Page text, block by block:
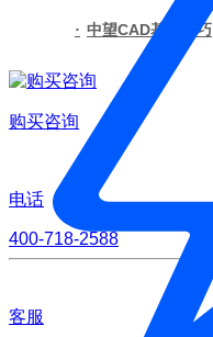
· 中望CAD基本技巧
购买咨询
电话
400-718-2588
客服